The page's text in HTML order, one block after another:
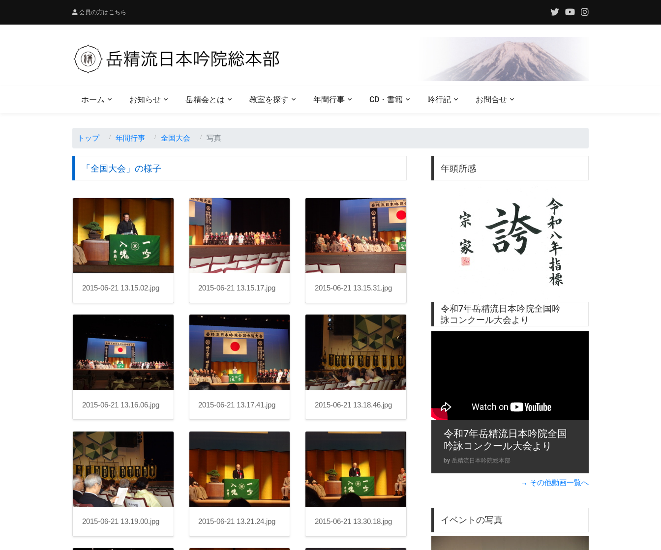
会員の方はこちら
ホーム お知らせ 岳精会とは 教室を探す 年間行事 CD・書籍 吟行記 お問合せ
トップ 年間行事 全国大会 写真
「全国大会」の様子
2015-06-21 13.15.02.jpg 2015-06-21 13.15.17.jpg 2015-06-21 13.15.31.jpg
2015-06-21 13.16.06.jpg 2015-06-21 13.17.41.jpg 2015-06-21 13.18.46.jpg
2015-06-21 13.19.00.jpg 2015-06-21 13.21.24.jpg 2015-06-21 13.30.18.jpg
年頭所感
令和7年岳精流日本吟院全国吟
詠コンクール大会より
令和7年岳精流日本吟院全国
吟詠コンクール大会より
by 岳精流日本吟院総本部
→ その他動画一覧へ
イベントの写真